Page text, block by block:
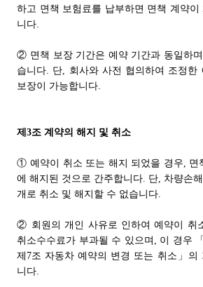
하고 면책 보험료를 납부하면 면책 계약
니다.
② 면책 보장 기간은 예약 기간과 동일하
습니다. 단, 회사와 사전 협의하여 조정한
보장이 가능합니다.
제3조 계약의 해지 및 취소
① 예약이 취소 또는 해지 되었을 경우, 면
에 해지된 것으로 간주합니다. 단, 차량손
개로 취소 및 해지할 수 없습니다.
② 회원의 개인 사유로 인하여 예약이 취
취소수수료가 부과될 수 있으며, 이 경우
제7조 자동차 예약의 변경 또는 취소」의
니다.